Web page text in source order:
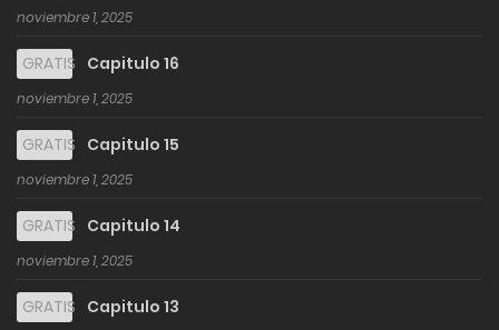
noviembre 1, 2025
GRATIS Capitulo 16
noviembre 1, 2025
GRATIS Capitulo 15
noviembre 1, 2025
GRATIS Capitulo 14
noviembre 1, 2025
GRATIS Capitulo 13